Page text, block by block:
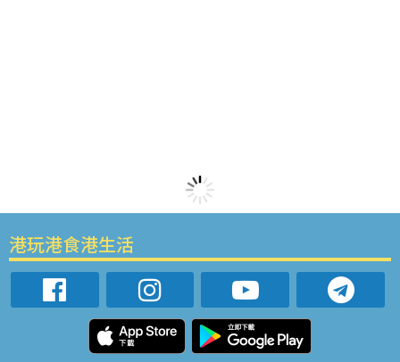
港玩港食港生活